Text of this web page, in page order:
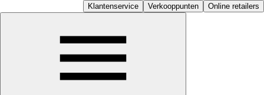
Klantenservice Verkooppunten Online retailers